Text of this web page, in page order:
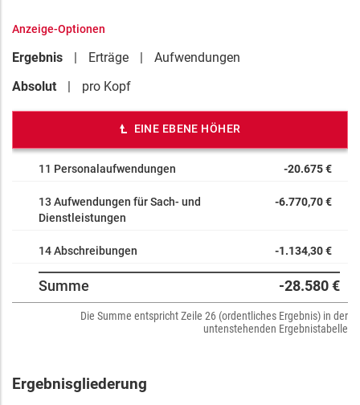
Anzeige-Optionen
Ergebnis Erträge
Aufwendungen
Absolut
pro Kopf
EINE EBENE HÖHER
11 Personalaufwendungen -20.675 €
13 Aufwendungen für Sach- und
Dienstleistungen
-6.770,70 €
14 Abschreibungen -1.134,30 €
Summe -28.580 €
Die Summe entspricht Zeile 26 (ordentliches Ergebnis) in der
untenstehenden Ergebnistabelle
Ergebnisgliederung